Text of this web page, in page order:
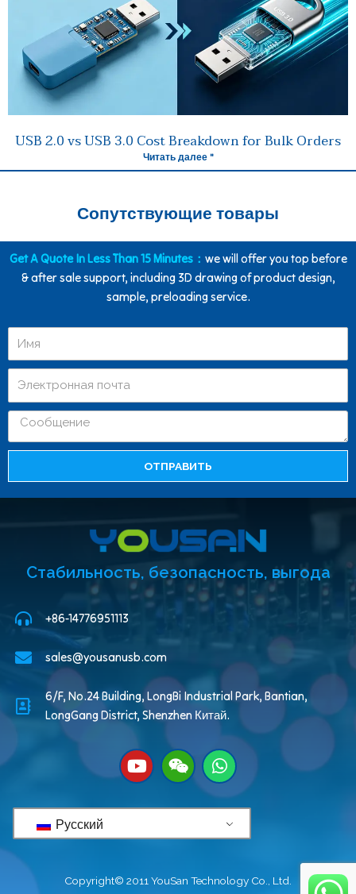
USB 2.0 vs USB 3.0 Cost Breakdown for Bulk Orders
Читать далее "
Сопутствующие товары
Get A Quote In Less Than 15 Minutes： we will offer you top before
& after sale support, including 3D drawing of product design,
sample, preloading service.
ОТПРАВИТЬ
Стабильность, безопасность, выгода
+86-14776951113
sales@yousanusb.com
6/F, No.24 Building, LongBi Industrial Park, Bantian,
LongGang District, Shenzhen Китай.
Русский
Copyright© 2011 YouSan Technology Co., Ltd.